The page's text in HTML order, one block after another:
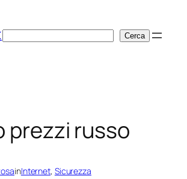
Cerca Cerca
prezzi russo
inInternet, Sicurezza